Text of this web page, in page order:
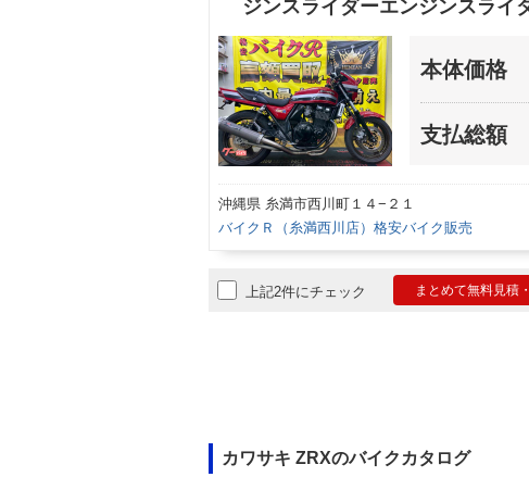
ジンスライダーエンジンスライ
本体価格
支払総額
沖縄県 糸満市西川町１４−２１
バイクＲ（糸満西川店）格安バイク販売
上記2件にチェック まとめて無料見積
カワサキ ZRXのバイクカタログ